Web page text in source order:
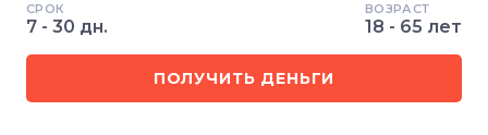
СРОК
7 - 30 дн.
ВОЗРАСТ
18 - 65 лет
ПОЛУЧИТЬ ДЕНЬГИ